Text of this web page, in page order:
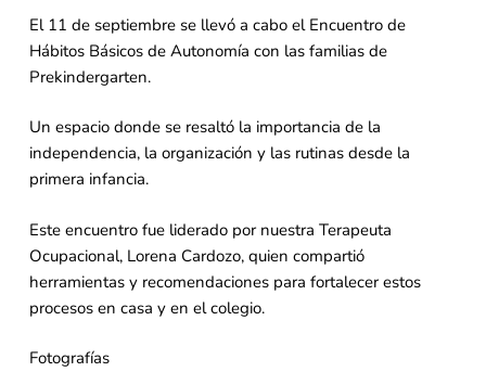
El 11 de septiembre se llevó a cabo el Encuentro de
Hábitos Básicos de Autonomía con las familias de
Prekindergarten.
Un espacio donde se resaltó la importancia de la
independencia, la organización y las rutinas desde la
primera infancia.
Este encuentro fue liderado por nuestra Terapeuta
Ocupacional, Lorena Cardozo, quien compartió
herramientas y recomendaciones para fortalecer estos
procesos en casa y en el colegio.
Fotografías